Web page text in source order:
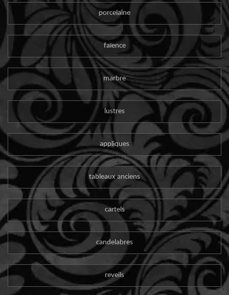
porcelaine
faïence
marbre
lustres
appliques
tableaux anciens
cartels
candelabres
reveils